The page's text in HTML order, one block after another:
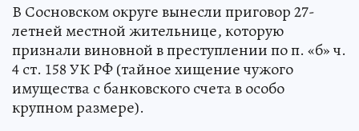
В Сосновском округе вынесли приговор 27-
летней местной жительнице, которую
признали виновной в преступлении по п. «б» ч.
4 ст. 158 УК РФ (тайное хищение чужого
имущества с банковского счета в особо
крупном размере).